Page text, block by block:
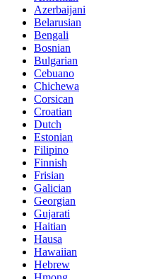
Azerbaijani
Belarusian
Bengali
Bosnian
Bulgarian
Cebuano
Chichewa
Corsican
Croatian
Dutch
Estonian
Filipino
Finnish
Frisian
Galician
Georgian
Gujarati
Haitian
Hausa
Hawaiian
Hebrew